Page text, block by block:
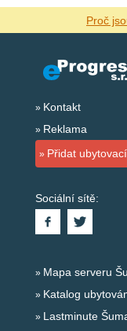
Proč
Kontakt
Reklama
Přidat
Sociální sítě:
Mapa serveru
Katalog
Lastminute